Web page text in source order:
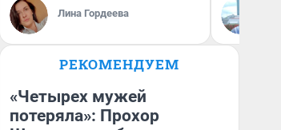
Лина Гордеева
РЕКОМЕНДУЕМ
«Четырех мужей
потеряла»: Прохор